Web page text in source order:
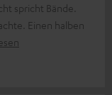
spricht Bände.
Einen halben